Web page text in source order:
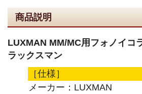
商品説明
LUXMAN MM/MC用フォノイコ
ラックスマン
［仕様］
メーカー：LUXMAN